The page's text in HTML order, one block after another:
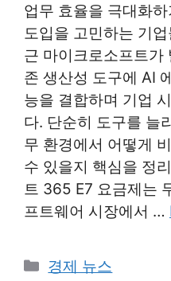
업무 효율을 극대화
도입을 고민하는 기
근 마이크로소프트가
존 생산성 도구에 AI
능을 결합하며 기업
다. 단순히 도구를 늘
무 환경에서 어떻게
수 있을지 핵심을 정
트 365 E7 요금제는
프트웨어 시장에서 …
Categories
경제 뉴스